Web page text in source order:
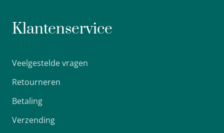
Klantenservice
Veelgestelde vragen
Retourneren
Betaling
Verzending